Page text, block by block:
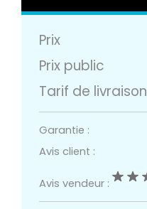
Prix
Prix public
Tarif de livraison
Garantie :
Avis client :
Avis vendeur :